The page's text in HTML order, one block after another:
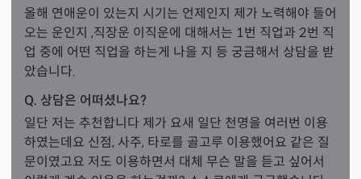
올해 연애운이 있는지 시기는 언제인지 제가 노력해야 들어
오는 운인지 ,직장운 이직운에 대해서는 1번 직업과 2번 직
업 중에 어떤 직업을 하는게 나을 지 등 궁금해서 상담을 받
았습니다.
Q. 상담은 어떠셨나요?
일단 저는 추천합니다 제가 요새 일단 천명을 여러번 이용
하였는데요 신점, 사주, 타로를 골고루 이용했어요 같은 질
문이였고요 저도 이용하면서 대체 무슨 말을 듣고 싶어서